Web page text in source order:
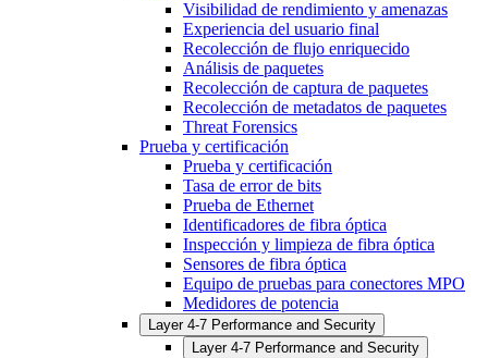
Visibilidad de rendimiento y amenazas
Experiencia del usuario final
Recolección de flujo enriquecido
Análisis de paquetes
Recolección de captura de paquetes
Recolección de metadatos de paquetes
Threat Forensics
Prueba y certificación
Prueba y certificación
Tasa de error de bits
Prueba de Ethernet
Identificadores de fibra óptica
Inspección y limpieza de fibra óptica
Sensores de fibra óptica
Equipo de pruebas para conectores MPO
Medidores de potencia
Layer 4-7 Performance and Security
Layer 4-7 Performance and Security